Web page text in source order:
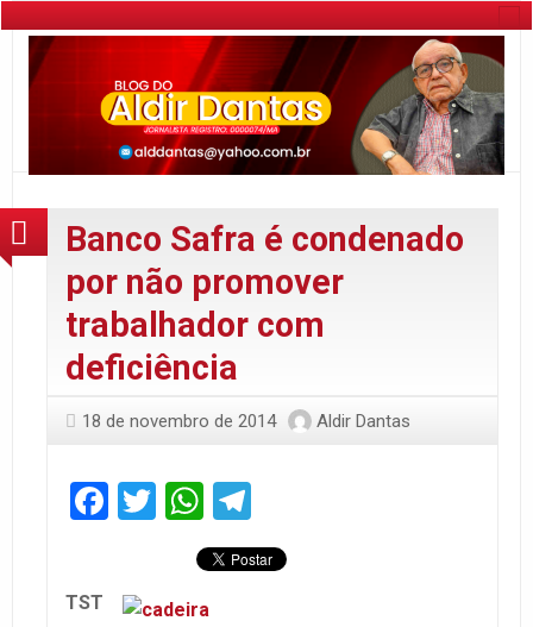
Banco Safra é condenado
por não promover
trabalhador com
deficiência
18 de novembro de 2014 Aldir Dantas
Facebook
TwitterWhatsApp
TST